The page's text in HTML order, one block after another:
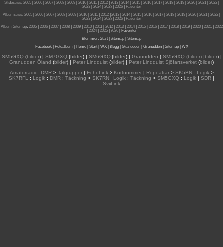
Slides.rss: 2005| 2006| 2007| 2008| 2009| 2010| 2011| 2012| 2013| 2014| 2015| 2016| 2017| 2018| 2019| 2020| 2021| 2022|
2023| 2024| 2025| 2026|
Favoriter
Albums.rss: 2005 2006 2007 2008 2009 2010 2011 2012 2013 2014 2015 2016 2017 2018 2019 2020 2021 2022
2023| 2024| 2025| 2026|
Favoriter
Album Sitemap: 2005| 2006| 2007| 2008| 2009| 2010| 2011| 2012| 2013| 2014| 2015 | 2016| 2017| 2018| 2019| 2020| 2021| 2022
2024| 2025| 2026|
Favoriter
Blommor: Start Sitemap
Sitemap
Facebook| Fotoalbum Home| Start| WX| Blogg| Granudden| Granudden| Sitemap| WX
SM5GXQ(bilder) | SM7GXQ(bilder) | SM6GXQ(bilder) | Granudden (SM5GXQ (bilder) |bilder) |
Granudden Öland (bilder) | Peter Lindquist (bilder) | Peter Lindquist Sjöfartsverket (bilder)
Amatörradio: DMR> Talgrupper| EchoLink> Kortnummer| Repeatrar> SK5BN: Logik>
SK7RFL
: Logik : DMR : Täckning > SK7RN : Logik : Täckning > SM5GXQ : Logik | SDR |
SvxLink